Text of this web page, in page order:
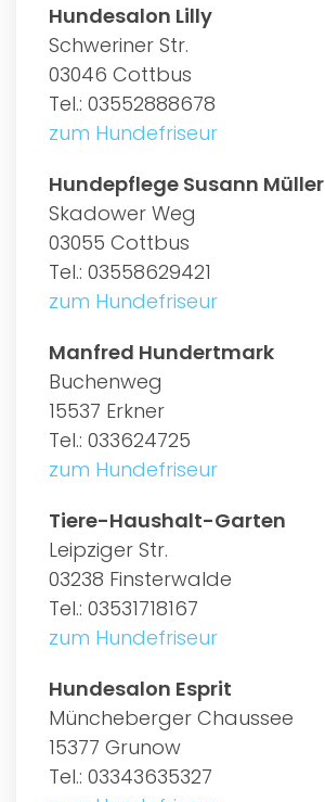
Hundesalon Lilly
Schweriner Str.
03046 Cottbus
Tel.: 03552888678
zum Hundefriseur
Hundepflege Susann Müller
Skadower Weg
03055 Cottbus
Tel.: 03558629421
zum Hundefriseur
Manfred Hundertmark
Buchenweg
15537 Erkner
Tel.: 033624725
zum Hundefriseur
Tiere-Haushalt-Garten
Leipziger Str.
03238 Finsterwalde
Tel.: 03531718167
zum Hundefriseur
Hundesalon Esprit
Müncheberger Chaussee
15377 Grunow
Tel.: 03343635327